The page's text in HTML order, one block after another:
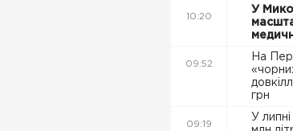
10:20
У
09:52
На
грн
09:19
У